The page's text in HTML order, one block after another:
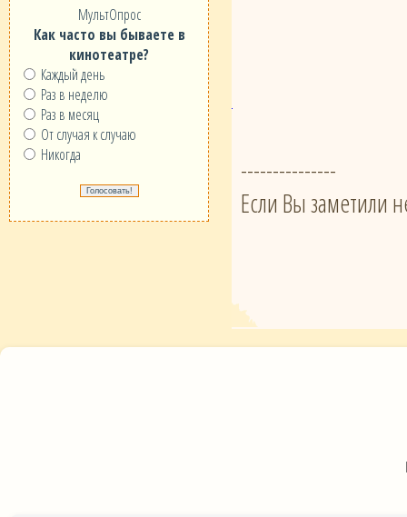
МультОпрос
Как часто вы бываете в
кинотеатре?
Каждый день
Раз в неделю
Раз в месяц
От случая к случаю
Никогда
---------------
Если Вы заметили